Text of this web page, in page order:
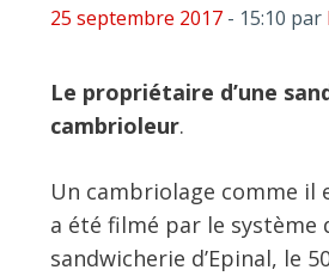
25 septembre 2017 - 15:10 par
Le propriétaire d’une
cambrioleur.
Un cambriolage comme il
a été filmé par le système
sandwicherie d’Epinal, le